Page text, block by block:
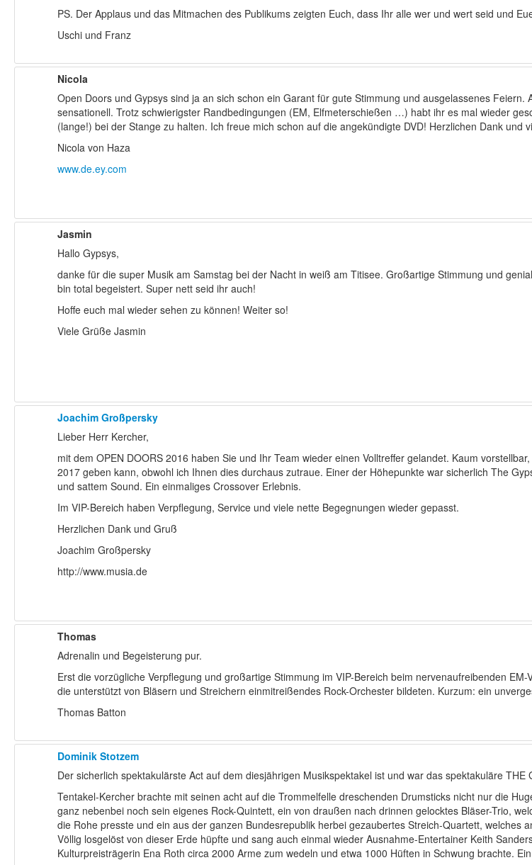
PS. Der Applaus und das Mitmachen des Publikums zeigten Euch, dass Ihr alle wer und wert seid und
Uschi und Franz
Nicola
Open Doors und Gypsys sind ja an sich schon ein Garant für gute Stimmung und ausgelassenes Feiern.
sensationell. Trotz schwierigster Randbedingungen (EM, Elfmeterschießen …) habt ihr es mal wieder
(lange!) bei der Stange zu halten. Ich freue mich schon auf die angekündigte DVD! Herzlichen Dank und
Nicola von Haza
www.de.ey.com
Jasmin
Hallo Gypsys,
danke für die super Musik am Samstag bei der Nacht in weiß am Titisee. Großartige Stimmung und
bin total begeistert. Super nett seid ihr auch!
Hoffe euch mal wieder sehen zu können! Weiter so!
Viele Grüße Jasmin
Joachim Großpersky
Lieber Herr Kercher,
mit dem OPEN DOORS 2016 haben Sie und Ihr Team wieder einen Volltreffer gelandet. Kaum
2017 geben kann, obwohl ich Ihnen dies durchaus zutraue. Einer der Höhepunkte war sicherlich The
und sattem Sound. Ein einmaliges Crossover Erlebnis.
Im VIP-Bereich haben Verpflegung, Service und viele nette Begegnungen wieder gepasst.
Herzlichen Dank und Gruß
Joachim Großpersky
http://www.musia.de
Thomas
Adrenalin und Begeisterung pur.
Erst die vorzügliche Verpflegung und großartige Stimmung im VIP-Bereich beim nervenaufreibenden
die unterstützt von Bläsern und Streichern einmitreißendes Rock-Orchester bildeten. Kurzum: ein
Thomas Batton
Dominik Stotzem
Der sicherlich spektakulärste Act auf dem diesjährigen Musikspektakel ist und war das spektakuläre THE
Tentakel-Kercher brachte mit seinen acht auf die Trommelfelle dreschenden Drumsticks nicht nur die
ganz nebenbei noch sein eigenes Rock-Quintett, ein von draußen nach drinnen gelocktes Bläser-Trio,
die Rohe presste und ein aus der ganzen Bundesrepublik herbei gezaubertes Streich-Quartett, welches
Völlig losgelöst von dieser Erde hüpfte und sang auch einmal wieder Ausnahme-Entertainer Keith
Kulturpreisträgerin Ena Roth circa 2000 Arme zum wedeln und etwa 1000 Hüften in Schwung brachte.